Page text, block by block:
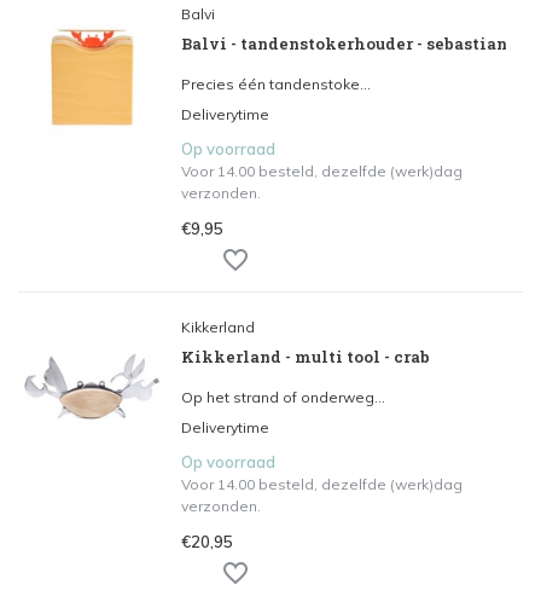
Balvi
Balvi - tandenstokerhouder - sebastian
Precies één tandenstoke...
Deliverytime
Op voorraad
Voor 14.00 besteld, dezelfde (werk)dag
verzonden.
€9,95
Kikkerland
Kikkerland - multi tool - crab
Op het strand of onderweg...
Deliverytime
Op voorraad
Voor 14.00 besteld, dezelfde (werk)dag
verzonden.
€20,95